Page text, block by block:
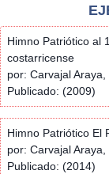
Himno Patriótico al
costarricense
por: Carvajal
Publicado: (2009)
Himno Patriótico El
por: Carvajal
Publicado: (2014)